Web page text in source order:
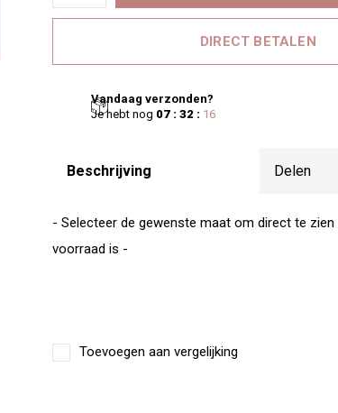
DIRECT BETALEN
Vandaag verzonden?
Je hebt nog 07 : 32 : 15
Beschrijving Delen
- Selecteer de gewenste maat om direct te
voorraad is -
Toevoegen aan vergelijking